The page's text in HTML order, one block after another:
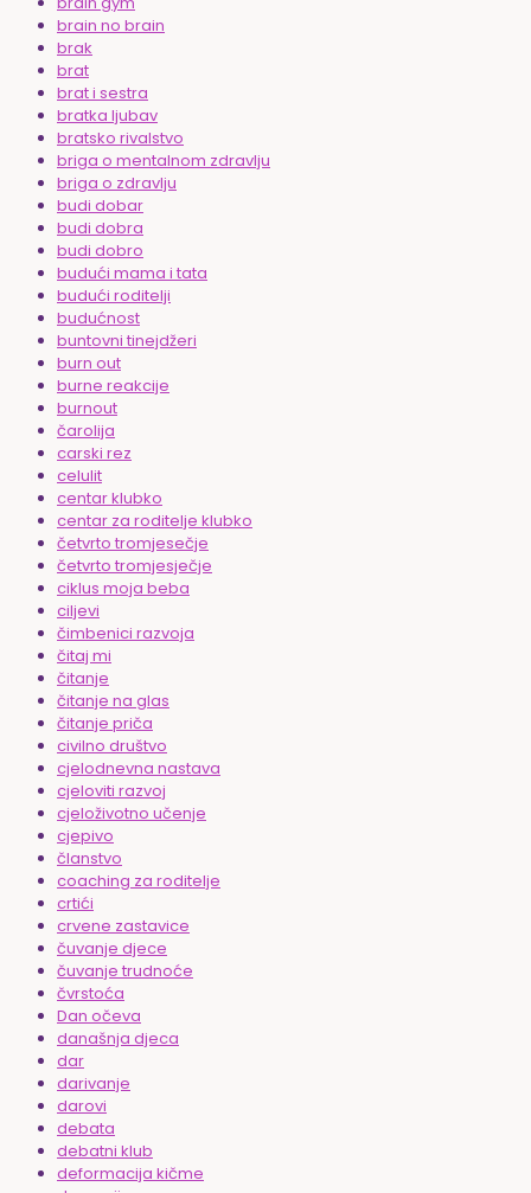
brain no brain
brak
brat
brat i sestra
bratka ljubav
bratsko rivalstvo
briga o mentalnom zdravlju
briga o zdravlju
budi dobar
budi dobra
budi dobro
budući mama i tata
budući roditelji
budućnost
buntovni tinejdžeri
burn out
burne reakcije
burnout
čarolija
carski rez
celulit
centar klubko
centar za roditelje klubko
četvrto tromjesečje
četvrto tromjesječje
ciklus moja beba
ciljevi
čimbenici razvoja
čitaj mi
čitanje
čitanje na glas
čitanje priča
civilno društvo
cjelodnevna nastava
cjeloviti razvoj
cjeloživotno učenje
cjepivo
članstvo
coaching za roditelje
crtići
crvene zastavice
čuvanje djece
čuvanje trudnoće
čvrstoća
Dan očeva
današnja djeca
dar
darivanje
darovi
debata
debatni klub
deformacija kičme